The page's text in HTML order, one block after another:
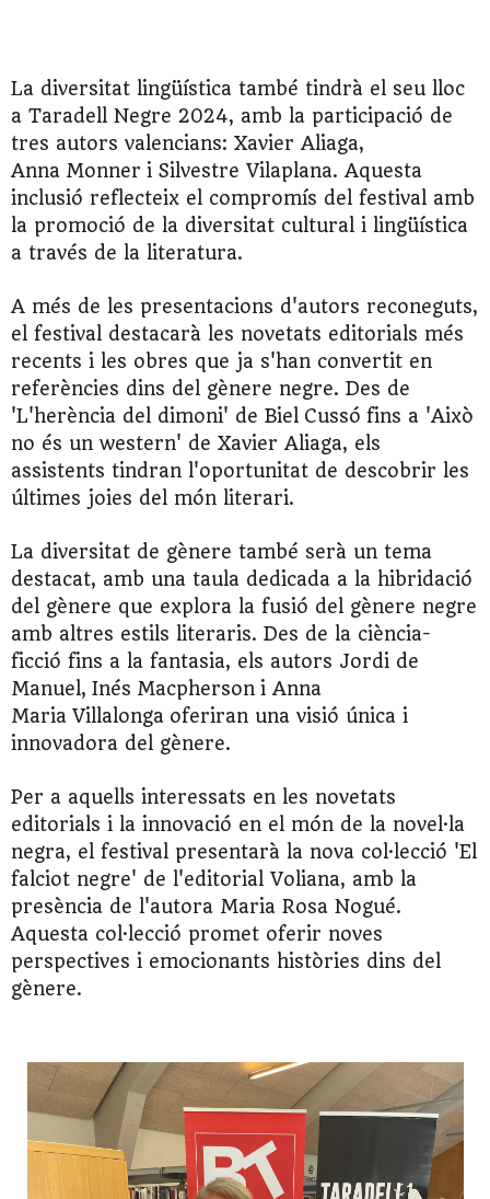
La diversitat lingüística també tindrà el seu lloc
a Taradell Negre 2024, amb la participació de
tres autors valencians: Xavier Aliaga,
Anna Monner i Silvestre Vilaplana. Aquesta
inclusió reflecteix el compromís del festival amb
la promoció de la diversitat cultural i lingüística
a través de la literatura.
A més de les presentacions d'autors reconeguts,
el festival destacarà les novetats editorials més
recents i les obres que ja s'han convertit en
referències dins del gènere negre. Des de
'L'herència del dimoni' de Biel Cussó fins a 'Això
no és un western' de Xavier Aliaga, els
assistents tindran l'oportunitat de descobrir les
últimes joies del món literari.
La diversitat de gènere també serà un tema
destacat, amb una taula dedicada a la hibridació
del gènere que explora la fusió del gènere negre
amb altres estils literaris. Des de la ciència-
ficció fins a la fantasia, els autors Jordi de
Manuel, Inés Macpherson i Anna
Maria Villalonga oferiran una visió única i
innovadora del gènere.
Per a aquells interessats en les novetats
editorials i la innovació en el món de la novel·la
negra, el festival presentarà la nova col·lecció 'El
falciot negre' de l'editorial Voliana, amb la
presència de l'autora Maria Rosa Nogué.
Aquesta col·lecció promet oferir noves
perspectives i emocionants històries dins del
gènere.